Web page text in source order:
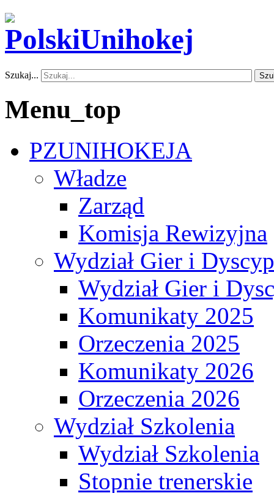
Szukaj...
Menu_top
PZUNIHOKEJA
Władze
Zarząd
Komisja Rewizyjna
Wydział Gier i
Wydział Gier i
Komunikaty 2025
Orzeczenia 2025
Komunikaty 2026
Orzeczenia 2026
Wydział Szkolenia
Wydział Szkolenia
Stopnie trenerskie